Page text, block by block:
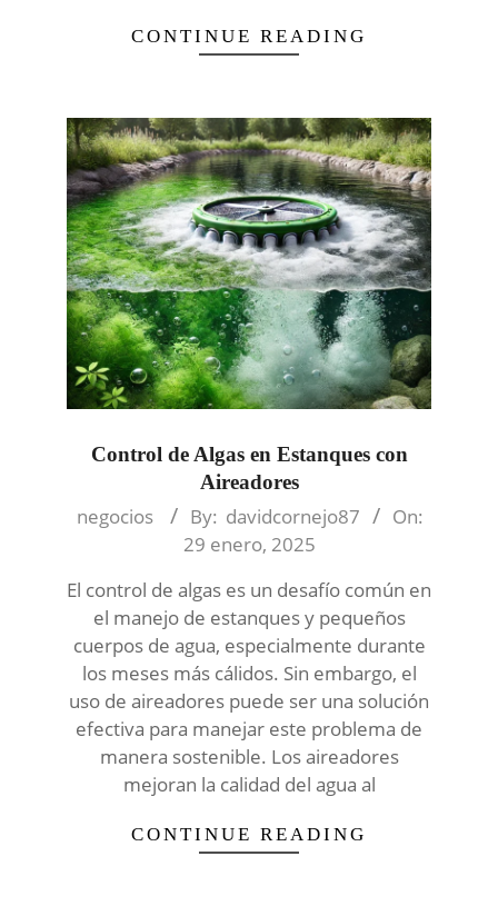
CONTINUE READING
Control de Algas en Estanques con
Aireadores
2025-
negocios By: davidcornejo87
On:
29 enero, 2025
El control de algas es un desafío común en
el manejo de estanques y pequeños
cuerpos de agua, especialmente durante
los meses más cálidos. Sin embargo, el
uso de aireadores puede ser una solución
efectiva para manejar este problema de
manera sostenible. Los aireadores
mejoran la calidad del agua al
CONTINUE READING